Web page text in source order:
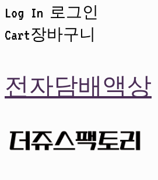
Log In 로그인
Cart장바구니
전자담배액상